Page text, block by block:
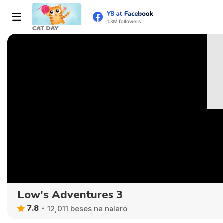
Low's Adventures 3
7.8 12,011 beses na nalaro